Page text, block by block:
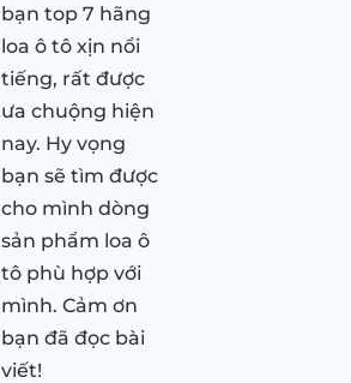
bạn top 7 hãng
loa ô tô xịn nổi
tiếng, rất được
ưa chuộng hiện
nay. Hy vọng
bạn sẽ tìm được
cho mình dòng
sản phẩm loa ô
tô phù hợp với
mình. Cảm ơn
bạn đã đọc bài
viết!